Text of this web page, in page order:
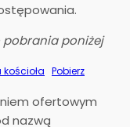
pobrania poniżej
Pobierz
ofertowym
nazwą